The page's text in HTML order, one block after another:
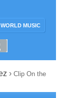
WORLD MUSIC
› Clip On the